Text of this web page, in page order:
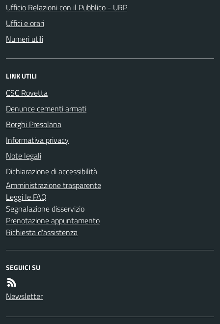
Ufficio Relazioni con il Pubblico - URP
Uffici e orari
Numeri utili
LINK UTILI
CSC Rovetta
Denunce cementi armati
Borghi Presolana
Informativa privacy
Note legali
Dichiarazione di accessibilità
Amministrazione trasparente
Leggi le FAQ
Segnalazione disservizio
Prenotazione appuntamento
Richiesta d'assistenza
SEGUICI SU
Newsletter